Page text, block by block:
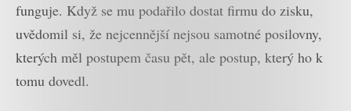
funguje. Když se mu podařilo dostat firmu do zisku,
uvědomil si, že nejcennější nejsou samotné posilovny,
kterých měl postupem času pět, ale postup, který ho k
tomu dovedl.